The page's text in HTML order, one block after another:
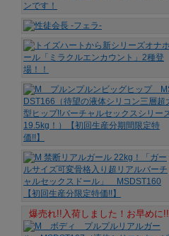
爆売れ!!入荷しました！お早めに!!